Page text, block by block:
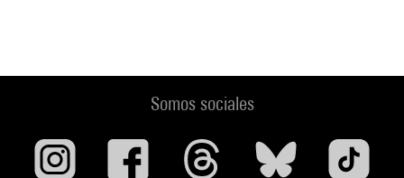
Somos sociales